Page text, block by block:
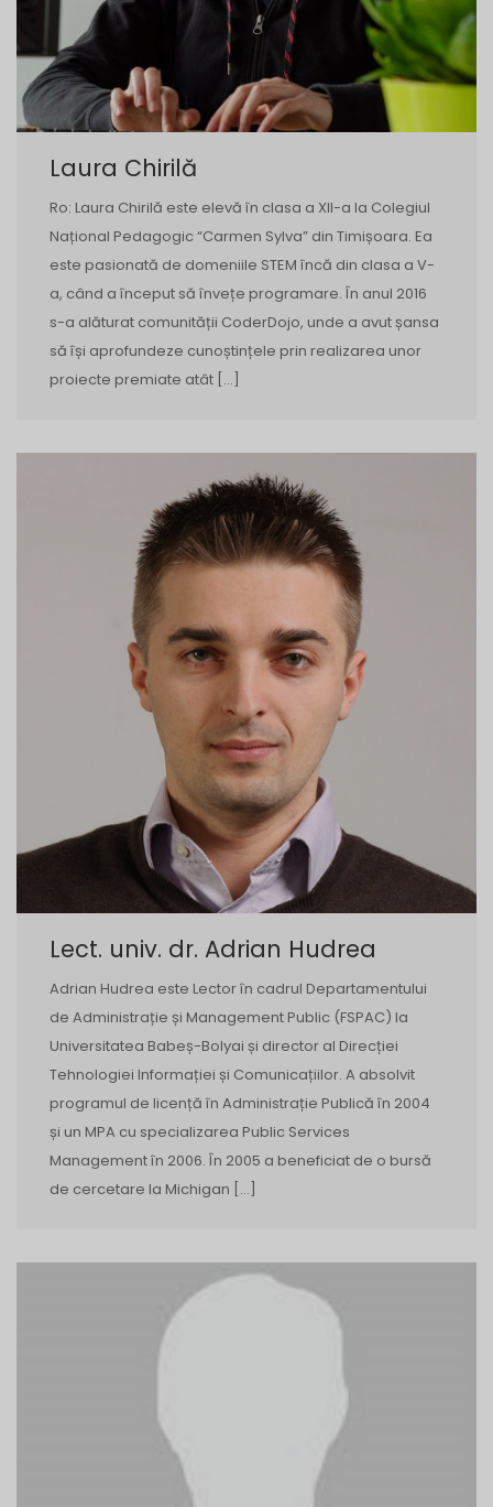
Laura Chirilă
Ro: Laura Chirilă este elevă în clasa a XII-a la Colegiul
Național Pedagogic “Carmen Sylva” din Timișoara. Ea
este pasionată de domeniile STEM încă din clasa a V-
a, când a început să învețe programare. În anul 2016
s-a alăturat comunității CoderDojo, unde a avut șansa
să își aprofundeze cunoștințele prin realizarea unor
proiecte premiate atât […]
Lect. univ. dr. Adrian Hudrea
Adrian Hudrea este Lector în cadrul Departamentului
de Administrație și Management Public (FSPAC) la
Universitatea Babeș-Bolyai și director al Direcției
Tehnologiei Informației și Comunicațiilor. A absolvit
programul de licență în Administrație Publică în 2004
și un MPA cu specializarea Public Services
Management în 2006. În 2005 a beneficiat de o bursă
de cercetare la Michigan […]